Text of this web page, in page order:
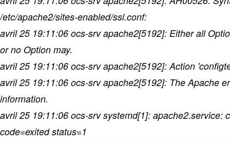
/etc/apache2/sites-enabled/ssl.conf:
avril 25 19:11:06 ocs-srv apache2[5192]: Either all
or no Option may.
avril 25 19:11:06 ocs-srv apache2[5192]: Action
avril 25 19:11:06 ocs-srv apache2[5192]: The Apache
information.
avril 25 19:11:06 ocs-srv systemd[1]: apache2.service:
code=exited status=1